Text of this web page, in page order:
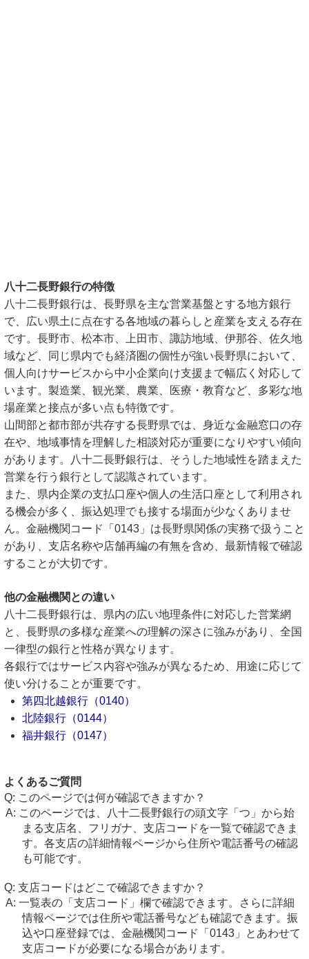
八十二長野銀行の特徴
八十二長野銀行は、長野県を主な営業基盤とする地方銀行
で、広い県土に点在する各地域の暮らしと産業を支える存在
です。長野市、松本市、上田市、諏訪地域、伊那谷、佐久地
域など、同じ県内でも経済圏の個性が強い長野県において、
個人向けサービスから中小企業向け支援まで幅広く対応して
います。製造業、観光業、農業、医療・教育など、多彩な地
場産業と接点が多い点も特徴です。
山間部と都市部が共存する長野県では、身近な金融窓口の存
在や、地域事情を理解した相談対応が重要になりやすい傾向
があります。八十二長野銀行は、そうした地域性を踏まえた
営業を行う銀行として認識されています。
また、県内企業の支払口座や個人の生活口座として利用され
る機会が多く、振込処理でも接する場面が少なくありませ
ん。金融機関コード「0143」は長野県関係の実務で扱うこと
があり、支店名称や店舗再編の有無を含め、最新情報で確認
することが大切です。
他の金融機関との違い
八十二長野銀行は、県内の広い地理条件に対応した営業網
と、長野県の多様な産業への理解の深さに強みがあり、全国
一律型の銀行と性格が異なります。
各銀行ではサービス内容や強みが異なるため、用途に応じて
使い分けることが重要です。
第四北越銀行（0140）
北陸銀行（0144）
福井銀行（0147）
よくあるご質問
このページでは何が確認できますか？
このページでは、八十二長野銀行の頭文字「つ」から始
まる支店名、フリガナ、支店コードを一覧で確認できま
す。各支店の詳細情報ページから住所や電話番号の確認
も可能です。
支店コードはどこで確認できますか？
一覧表の「支店コード」欄で確認できます。さらに詳細
情報ページでは住所や電話番号なども確認できます。振
込や口座登録では、金融機関コード「0143」とあわせて
支店コードが必要になる場合があります。